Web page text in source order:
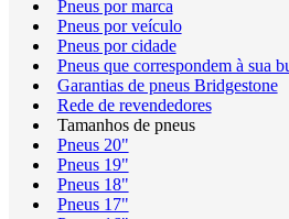
Pneus por marca
Pneus por veículo
Pneus por cidade
Pneus que correspondem à sua
Garantias de pneus Bridgestone
Rede de revendedores
Tamanhos de pneus
Pneus 20"
Pneus 19"
Pneus 18"
Pneus 17"